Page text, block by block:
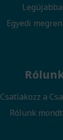
Egyedi
Csatlakozz a
Rólunk